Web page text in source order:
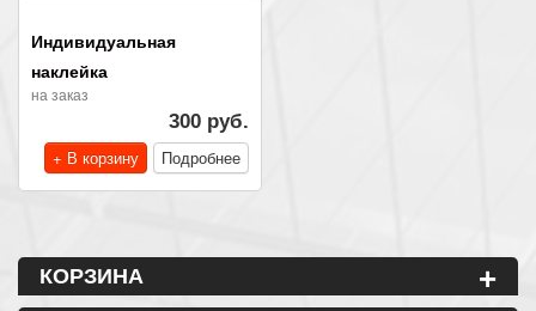
Индивидуальная
наклейка
на заказ
300 руб.
+ В корзину
Подробнее
КОРЗИНА
+